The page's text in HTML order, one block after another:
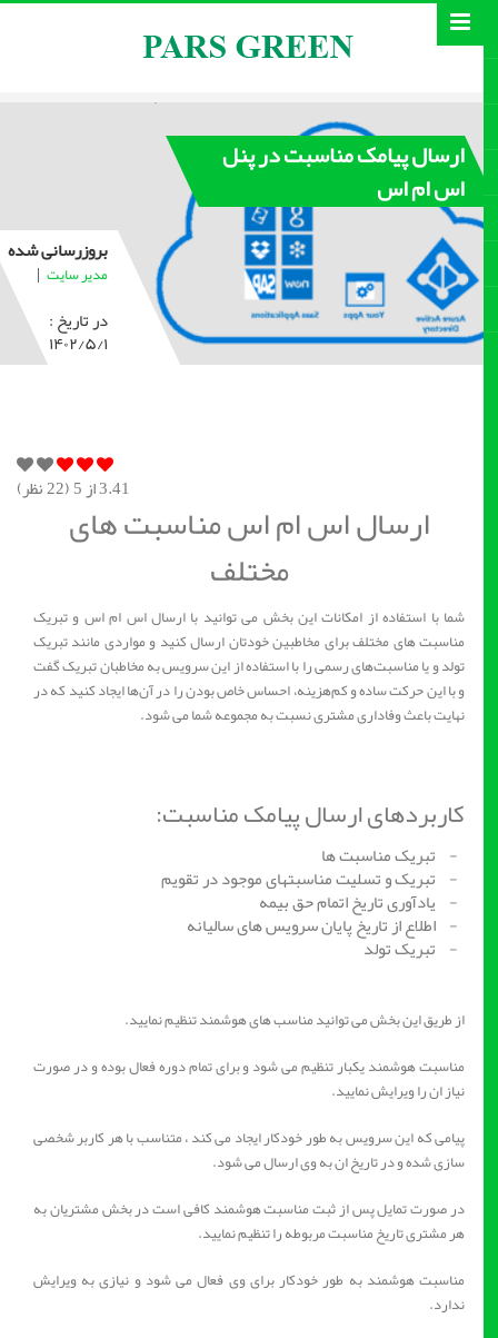
ارسال پیامک مناسبت در پنل
اس ام اس
بروزرسانی شده
مدیر سایت |
در تاریخ :
۱۴۰۲/۵/۱
3.41از 5 ( 22نظر)
ارسال اس ام اس مناسبت های
مختلف
شما با استفاده از امکانات این بخش می توانید با ارسال اس ام اس و تبریک
مناسبت های مختلف برای مخاطبین خودتان ارسال کنید و مواردی مانند تبریک
تولد و یا مناسبت‌های رسمی را با استفاده از این سرویس به مخاطبان تبریک گفت
و با این حرکت ساده و کم‌هزینه، احساس خاص بودن را در آن‌ها ایجاد کنید که در
نهایت باعث وفاداری مشتری نسبت به مجموعه شما می شود.
کاربردهای ارسال پیامک مناسبت:
- تبریک مناسبت ها
- تبریک و تسلیت مناسبتهای موجود در تقویم
- یادآوری تاریخ اتمام حق بیمه
- اطلاع از تاریخ پایان سرویس های سالیانه
- تبریک تولد
از طریق این بخش می توانید مناسب های هوشمند تنظیم نمایید.
مناسبت هوشمند یکبار تنظیم می شود و برای تمام دوره فعال بوده و در صورت
نیاز ان را ویرایش نمایید.
پیامی که این سرویس به طور خودکار ایجاد می کند ، متناسب با هر کاربر شخصی
سازی شده و در تاریخ ان به وی ارسال می شود.
در صورت تمایل پس از ثبت مناسبت هوشمند کافی است در بخش مشتریان به
هر مشتری تاریخ مناسبت مربوطه را تنظیم نمایید.
مناسبت هوشمند به طور خودکار برای وی فعال می شود و نیازی به ویرایش
ندارد.